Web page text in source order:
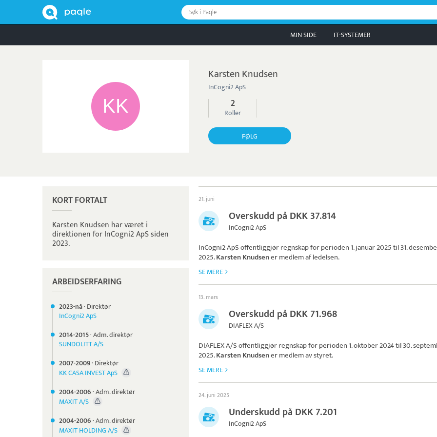
Søk i Paqle
MIN SIDE IT-SYSTEMER
Karsten Knudsen
InCogni2 ApS
2
Roller
FØLG
KORT FORTALT
Karsten Knudsen har været i
direktionen for InCogni2 ApS siden
2023.
ARBEIDSERFARING
2023-nå· Direktør
InCogni2 ApS
2014-2015·Adm. direktør
SUNDOLITT A/S
2007-2009· Direktør
KK CASA INVEST ApS
2004-2006·Adm. direktør
MAXIT A/S
2004-2006·Adm. direktør
MAXIT HOLDING A/S
21. juni
Overskudd på DKK 37.814
InCogni2 ApS
InCogni2 ApSoffentliggjør regnskap for perioden 1. januar 2025 til 31.
2025.Karsten Knudsener medlem af ledelsen.
SE MERE
13. mars
Overskudd på DKK 71.968
DIAFLEX A/S
DIAFLEX A/Soffentliggjør regnskap for perioden 1. oktober 2024 til 30.
2025.Karsten Knudsener medlem av styret.
SE MERE
24. juni 2025
Underskudd på DKK 7.201
InCogni2 ApS